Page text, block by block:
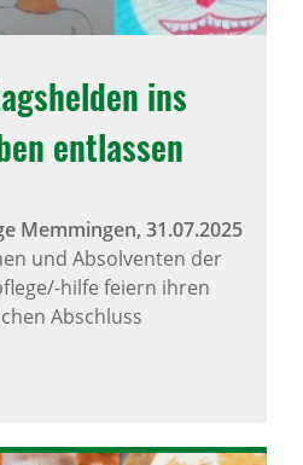
ins
entlassen
Memmingen, 31.07.2025
und Absolventen der
hilfe feiern ihren
Abschluss